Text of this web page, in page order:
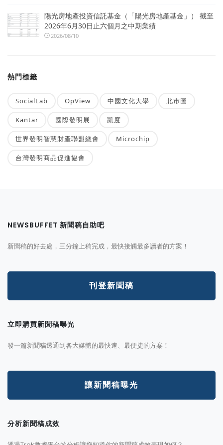
陽光房地產投資信託基金（「陽光房地產基金」） 截至
2026年6月30日止六個月之中期業績
2026/08/10
熱門標籤
SocialLab OpView 中國文化大學 北市圖
Kantar 國際發明展 凱度
世界發明智慧財產聯盟總會 Microchip
台灣發明商品促進協會
NEWSBUFFET 新聞稿自助吧
新聞稿的好去處，三分鐘上稿完成，最快接觸最多讀者的方案！
刊登新聞稿
立即購買新聞稿曝光
發一篇新聞稿透通到各大媒體的最快速、最便捷的方案！
讓新聞稿曝光
分析新聞稿成效